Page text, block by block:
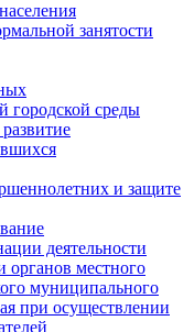
занятости
городской среды
и защите
деятельности
органов местного
муниципального
при осуществлении